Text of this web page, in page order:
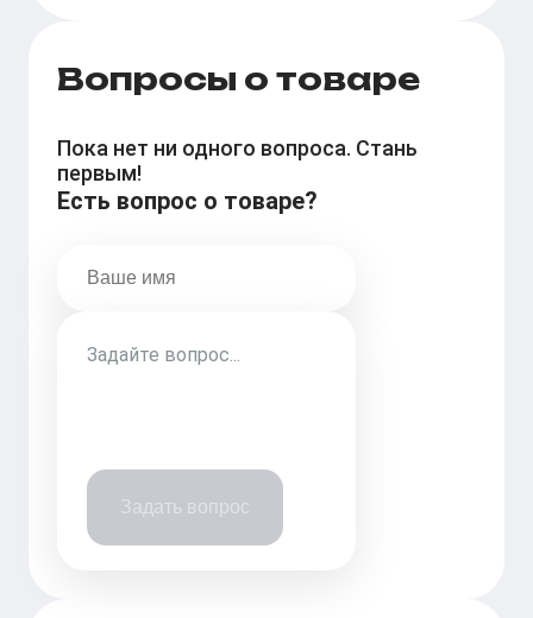
Вопросы о товаре
Пока нет ни одного вопроса. Стань
первым!
Есть вопрос о товаре?
Задать вопрос